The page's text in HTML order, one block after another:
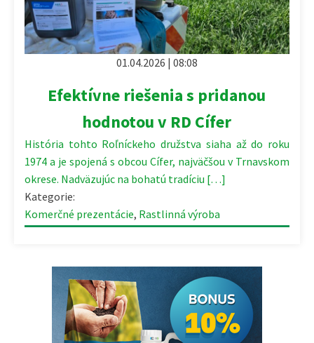
01.04.2026 | 08:08
Efektívne riešenia s pridanou
hodnotou v RD Cífer
História tohto Roľníckeho družstva siaha až do roku
1974 a je spojená s obcou Cífer, najväčšou v Trnavskom
okrese. Nadväzujúc na bohatú tradíciu […]
Kategorie:
Komerčné prezentácie, Rastlinná výroba